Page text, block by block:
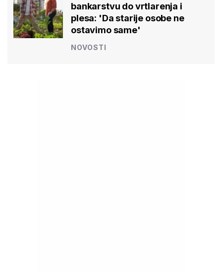
bankarstvu do vrtlarenja i
plesa: 'Da starije osobe ne
ostavimo same'
NOVOSTI